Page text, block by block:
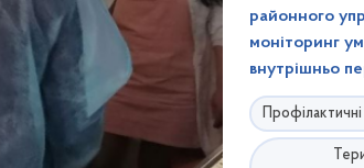
районного
моніторинг
внутрішньо
Профілактичні